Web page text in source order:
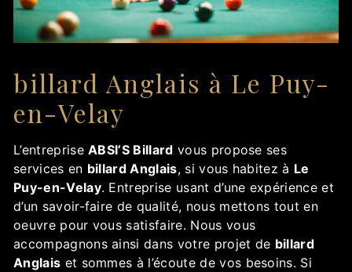
billard Anglais à Le Puy-
en-Velay
L’entrepriseABSI’S Billard vous propose ses
services en billard Anglais, si vous habitez à Le
Puy-en-Velay. Entreprise usant d’une expérience et
d’un savoir-faire de qualité, nous mettons tout en
oeuvre pour vous satisfaire. Nous vous
accompagnons ainsi dans votre projet de billard
Anglais et sommes à l’écoute de vos besoins. Si